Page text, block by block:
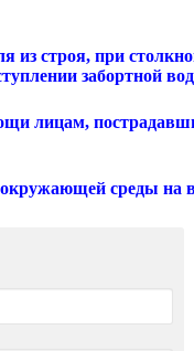
из строя, при
забортной
лицам,
среды на